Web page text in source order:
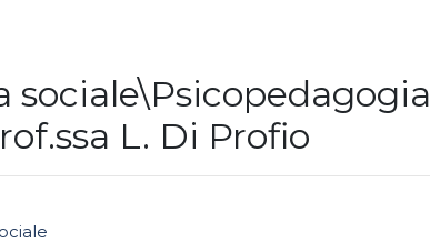
sociale\Psicopedagogia
L. Di Profio